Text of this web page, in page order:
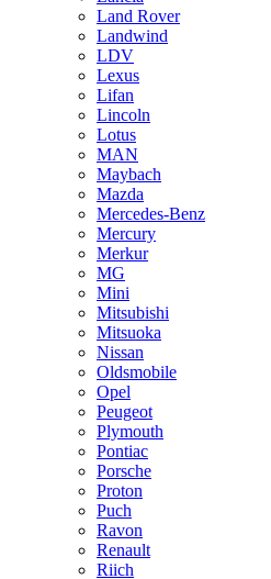
Land Rover
Landwind
LDV
Lexus
Lifan
Lincoln
Lotus
MAN
Maybach
Mazda
Mercedes-Benz
Mercury
Merkur
MG
Mini
Mitsubishi
Mitsuoka
Nissan
Oldsmobile
Opel
Peugeot
Plymouth
Pontiac
Porsche
Proton
Puch
Ravon
Renault
Riich